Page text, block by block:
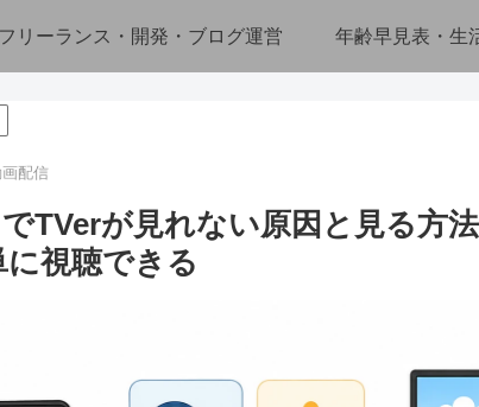
フリーランス・開発・ブログ運営 年齢早見表・生
配信
TVerが見れない原因と見る方
視聴できる